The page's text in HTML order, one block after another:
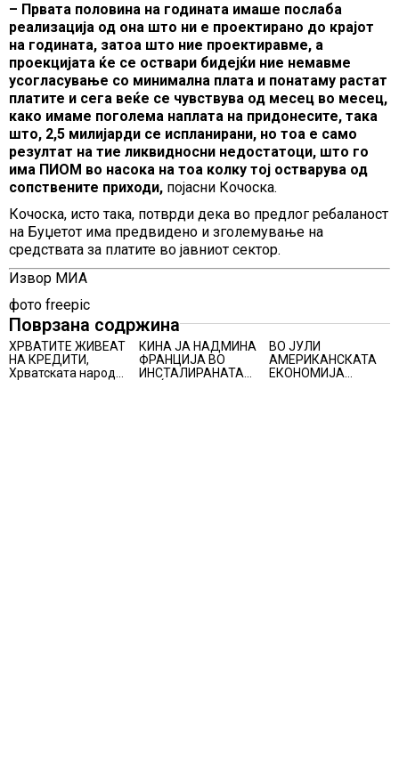
– Првата половина на годината имаше послаба
реализација од она што ни е проектирано до крајот
на годината, затоа што ние проектиравме, а
проекцијата ќе се оствари бидејќи ние немавме
усогласување со минимална плата и понатаму растат
платите и сега веќе се чувствува од месец во месец,
како имаме поголема наплата на придонесите, така
што, 2,5 милијарди се испланирани, но тоа е само
резултат на тие ликвидносни недостатоци, што го
има ПИОМ во насока на тоа колку тој остварува од
сопствените приходи, појасни Кочоска.
Кочоска, исто така, потврди дека во предлог ребаланост
на Буџетот има предвидено и зголемување на
средствата за платите во јавниот сектор.
Извор МИА
фото freepic
Поврзана содржина
ХРВАТИТЕ ЖИВЕАТ
НА КРЕДИТИ,
Хрватската народна
КИНА ЈА НАДМИНА
ФРАНЦИЈА ВО
ИНСТАЛИРАНАТА
ВО ЈУЛИ
АМЕРИКАНСКАТА
ЕКОНОМИЈА